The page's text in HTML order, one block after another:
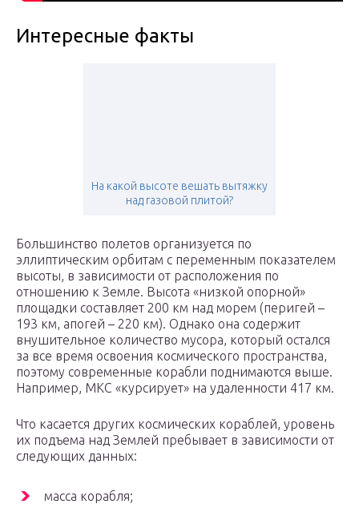
Интересные факты
На какой высоте вешать вытяжку
над газовой плитой?
Большинство полетов организуется по
эллиптическим орбитам с переменным показателем
высоты, в зависимости от расположения по
отношению к Земле. Высота «низкой опорной»
площадки составляет 200 км над морем (перигей –
193 км, апогей – 220 км). Однако она содержит
внушительное количество мусора, который остался
за все время освоения космического пространства,
поэтому современные корабли поднимаются выше.
Например, МКС «курсирует» на удаленности 417 км.
Что касается других космических кораблей, уровень
их подъема над Землей пребывает в зависимости от
следующих данных:
масса корабля;